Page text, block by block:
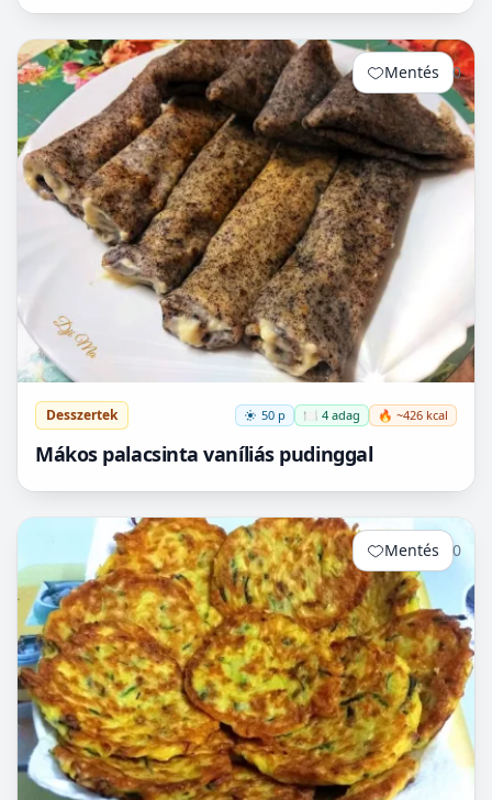
Mentés 0
Desszertek 50 p 🍽️ 4 adag 🔥 ~426 kcal
Mákos palacsinta vaníliás pudinggal
Mentés 0